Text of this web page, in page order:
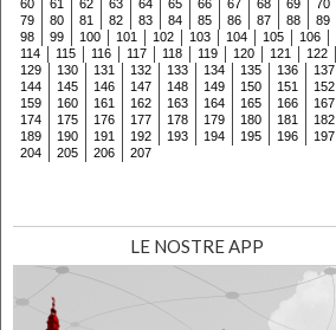
60 61 62 63 64 65 66 67 68 69 70
79
80 81 82 83 84 85 86 87 88 89
98
99 100 101 102 103 104 105 106
114
115 116 117 118 119 120 121 122
129
130 131 132 133 134 135 136 137
144
145 146 147 148 149 150 151 152
159
160 161 162 163 164 165 166 167
174
175 176 177 178 179 180 181 182
189
190 191 192 193 194 195 196 197
204
205 206
207
LE NOSTRE APP